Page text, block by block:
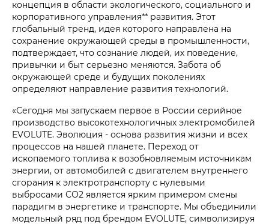
концепция в области экологического, социального и
корпоративного управления** развития. Этот
глобальный тренд, идея которого направлена на
сохранение окружающей среды в промышленности,
подтверждает, что сознание людей, их поведение,
привычки и быт серьезно меняются. Забота об
окружающей среде и будущих поколениях
определяют направление развития технологий.
«Сегодня мы запускаем первое в России серийное
производство высокотехнологичных электромобилей
EVOLUTE. Эволюция - основа развития жизни и всех
процессов на нашей планете. Переход от
ископаемого топлива к возобновляемым источникам
энергии, от автомобилей с двигателем внутреннего
сгорания к электротранспорту с нулевыми
выбросами СО2 является ярким примером смены
парадигм в энергетике и транспорте. Мы объединили
модельный ряд под брендом EVOLUTE, символизируя